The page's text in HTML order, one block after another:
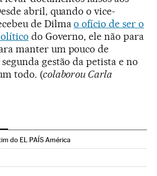
abril, quando o vice-
de Dilmao ofício de ser o
do Governo, ele não para
manter um pouco de
gestão da petista e no
todo. (colaborou Carla
do EL PAÍS América
en Instagram